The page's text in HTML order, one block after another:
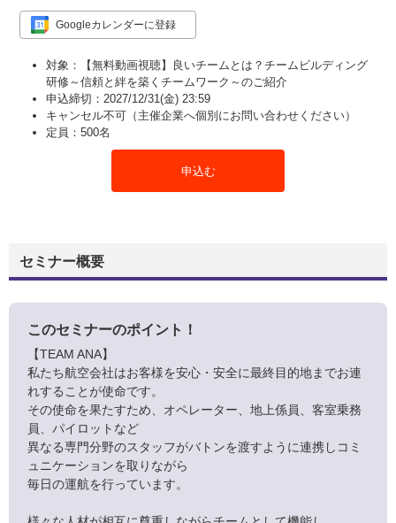
Googleカレンダーに登録
対象：【無料動画視聴】良いチームとは？チームビルディング
研修～信頼と絆を築くチームワーク～のご紹介
申込締切：2027/12/31(金) 23:59
キャンセル不可（主催企業へ個別にお問い合わせください）
定員：500名
申込む
セミナー概要
このセミナーのポイント！
【TEAM ANA】
私たち航空会社はお客様を安心・安全に最終目的地までお連
れすることが使命です。
その使命を果たすため、オペレーター、地上係員、客室乗務
員、パイロットなど
異なる専門分野のスタッフがバトンを渡すように連携しコミ
ュニケーションを取りながら
毎日の運航を行っています。